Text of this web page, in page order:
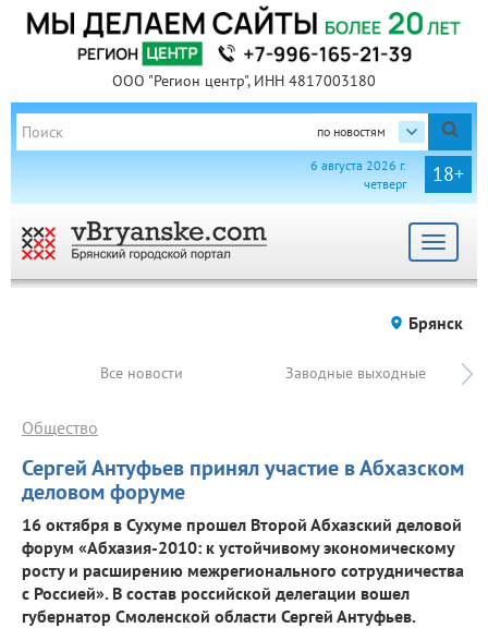
ООО "Регион центр", ИНН 4817003180
по новостям
18+
6 августа 2026 г.
четверг
Toggle
Брянск
Все новости Заводные выходные
Сергей Антуфьев принял участие в Абхазском
деловом форуме
Общество
16 октября в Сухуме прошел Второй Абхазский деловой
форум «Абхазия-2010: к устойчивому экономическому
росту и расширению межрегионального сотрудничества
с Россией». В состав российской делегации вошел
губернатор Смоленской области Сергей Антуфьев.